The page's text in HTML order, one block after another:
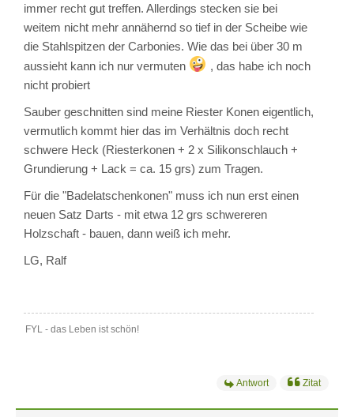
immer recht gut treffen. Allerdings stecken sie bei
weitem nicht mehr annähernd so tief in der Scheibe wie
die Stahlspitzen der Carbonies. Wie das bei über 30 m
aussieht kann ich nur vermuten
, das habe ich noch
nicht probiert
Sauber geschnitten sind meine Riester Konen eigentlich,
vermutlich kommt hier das im Verhältnis doch recht
schwere Heck (Riesterkonen + 2 x Silikonschlauch +
Grundierung + Lack = ca. 15 grs) zum Tragen.
Für die "Badelatschenkonen" muss ich nun erst einen
neuen Satz Darts - mit etwa 12 grs schwereren
Holzschaft - bauen, dann weiß ich mehr.
LG, Ralf
FYL - das Leben ist schön!
Antwort Zitat